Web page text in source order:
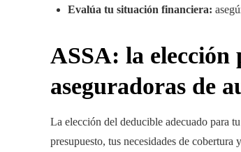
Evalúa tu situación financiera:
ASSA: la elección
aseguradoras de
La elección del deducible adecuado para
presupuesto, tus necesidades de